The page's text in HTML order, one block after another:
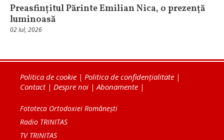
Preasfințitul Părinte Emilian Nica, o prezență
luminoasă
02 Iul, 2026
Politica de cookie | Politica de confidențialitate |
Contact| Despre noi | Abonamente |
Fototeca Ortodoxiei Românești
Radio TRINITAS
TV TRINITAS